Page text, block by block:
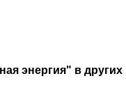
энергия" в других